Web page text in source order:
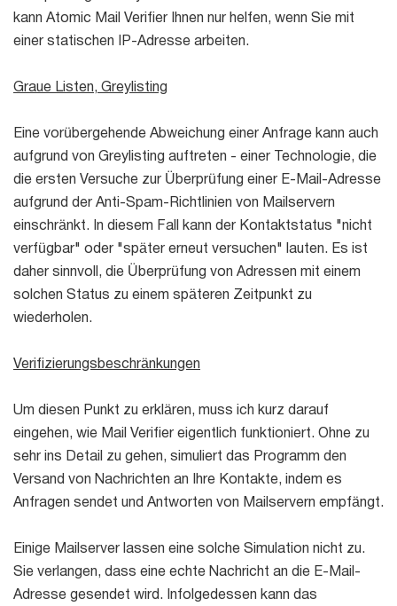
kann Atomic Mail Verifier Ihnen nur helfen, wenn Sie mit
einer statischen IP-Adresse arbeiten.
Graue Listen, Greylisting
Eine vorübergehende Abweichung einer Anfrage kann auch
aufgrund von Greylisting auftreten - einer Technologie, die
die ersten Versuche zur Überprüfung einer E-Mail-Adresse
aufgrund der Anti-Spam-Richtlinien von Mailservern
einschränkt. In diesem Fall kann der Kontaktstatus "nicht
verfügbar" oder "später erneut versuchen" lauten. Es ist
daher sinnvoll, die Überprüfung von Adressen mit einem
solchen Status zu einem späteren Zeitpunkt zu
wiederholen.
Verifizierungsbeschränkungen
Um diesen Punkt zu erklären, muss ich kurz darauf
eingehen, wie Mail Verifier eigentlich funktioniert. Ohne zu
sehr ins Detail zu gehen, simuliert das Programm den
Versand von Nachrichten an Ihre Kontakte, indem es
Anfragen sendet und Antworten von Mailservern empfängt.
Einige Mailserver lassen eine solche Simulation nicht zu.
Sie verlangen, dass eine echte Nachricht an die E-Mail-
Adresse gesendet wird. Infolgedessen kann das